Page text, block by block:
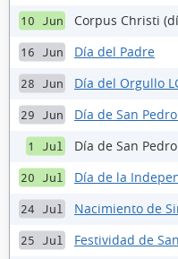
10 Jun Corpus Christi
16 Jun Día del Padre
28 Jun Día del Orgullo
29 Jun Día de San
1 Jul Día de San
20 Jul Día de la
24 Jul Nacimiento de
25 Jul Festividad de